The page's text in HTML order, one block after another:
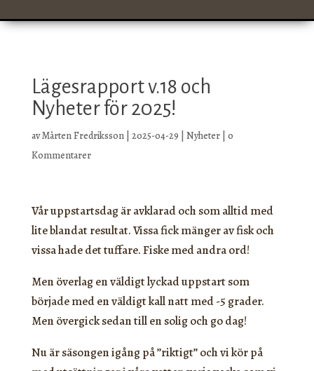
Lägesrapport v.18 och
Nyheter för 2025!
avMårten Fredriksson| 2025-04-29 Nyheter| 0
Kommentarer
Vår uppstartsdag är avklarad och som alltid med
lite blandat resultat. Vissa fick mänger av fisk och
vissa hade det tuffare. Fiske med andra ord!
Men överlag en väldigt lyckad uppstart som
började med en väldigt kall natt med -5 grader.
Men övergick sedan till en solig och go dag!
Nu är säsongen igång på ”riktigt” och vi kör på